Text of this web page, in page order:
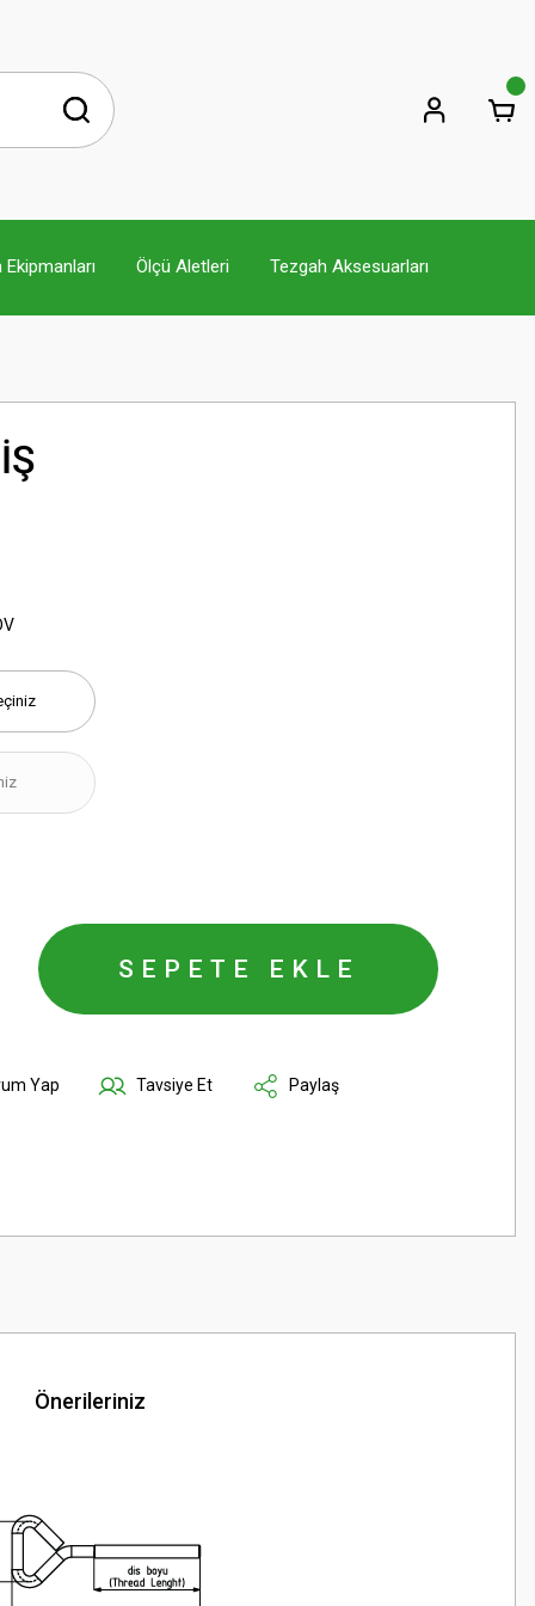
Ekipmanları Ölçü Aletleri Tezgah Aksesuarları
SEPETE EKLE
Yap Tavsiye Et Paylaş
Önerileriniz